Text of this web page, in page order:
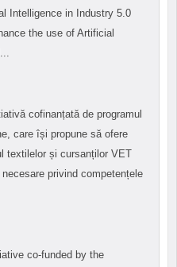
Intelligence in Industry 5.0
the use of Artificial
cofinanțată de programul
care își propune să ofere
textilelor și cursanților VET
privind competențele
co-funded by the